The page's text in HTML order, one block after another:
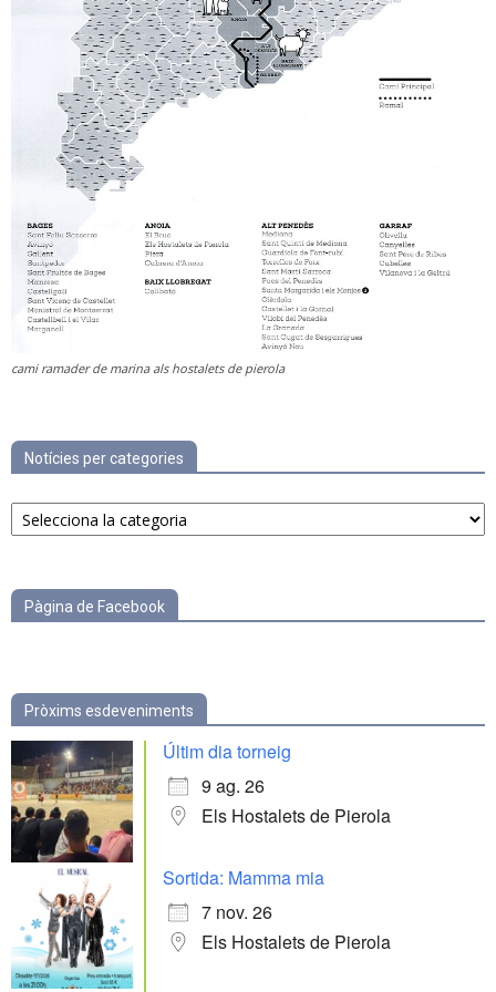
cami ramader de marina als hostalets de pierola
Notícies per categories
Notícies
per
Pàgina de Facebook
Pròxims esdeveniments
Últim dia torneig
9 ag. 26
Els Hostalets de Pierola
Sortida: Mamma mia
7 nov. 26
Els Hostalets de Pierola